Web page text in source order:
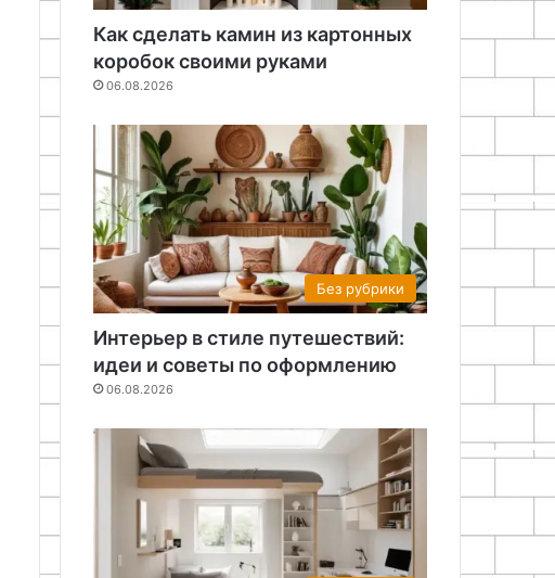
Как сделать камин из картонных
коробок своими руками
06.08.2026
Без рубрики
Интерьер в стиле путешествий:
идеи и советы по оформлению
06.08.2026